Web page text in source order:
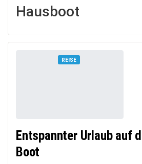
Hausboot
REISE
Entspannter Urlaub auf
Boot